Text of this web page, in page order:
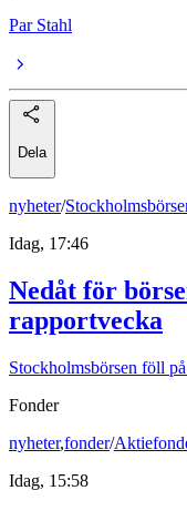
Par Stahl
Dela
nyheter/
Idag, 17:46
Nedåt för
rapportvecka
Stockholmsbörsen föll
Fonder
nyheter,fonder/
Idag, 15:58